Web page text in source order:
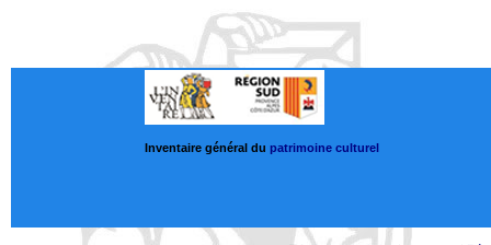
Inventaire général du patrimoine culturel